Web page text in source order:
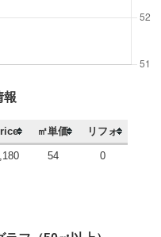
報
㎡単価 リフォ
54 0